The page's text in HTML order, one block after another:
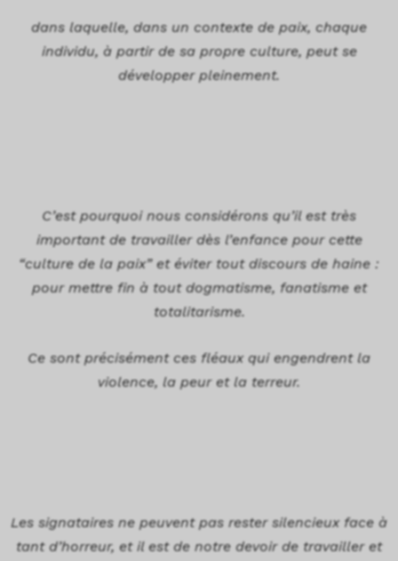
dans laquelle, dans un contexte de paix, chaque
individu, à partir de sa propre culture, peut se
développer pleinement.
C’est pourquoi nous considérons qu’il est très
important de travailler dès l’enfance pour cette
“culture de la paix” et éviter tout discours de haine :
pour mettre fin à tout dogmatisme, fanatisme et
totalitarisme.
Ce sont précisément ces fléaux qui engendrent la
violence, la peur et la terreur.
Les signataires ne peuvent pas rester silencieux face à
tant d’horreur, et il est de notre devoir de travailler et